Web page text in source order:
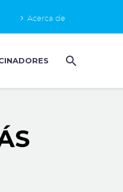
Acerca de